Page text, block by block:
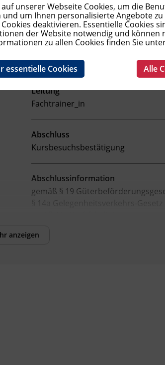
Leitung
Fachtrainer_in
Abschluss
Kursbesuchsbestätigung
Abschlussinformation
gemäß § 19
§ 14a Gelegenheitsverkehrs-Gesetz
anzeigen
unserer Webseite Cookies, um die
und um Ihnen personalisierte Angebote zu
deaktivieren. Essentielle Cookies
der Website notwendig und können
zu allen Cookies finden Sie
essentielle Cookies Alle